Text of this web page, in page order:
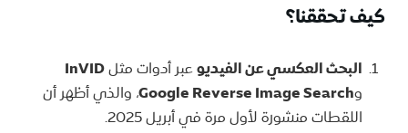
كيف تحققنا؟
البحث العكسي عن الفيديوعبر أدوات مثلInVID
وGoogle Reverse Image Search، والذي أظهر أن
اللقطات منشورة لأول مرة في أبريل 2025.